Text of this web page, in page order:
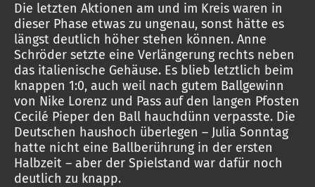
Die letzten Aktionen am und im Kreis waren in
dieser Phase etwas zu ungenau, sonst hätte es
längst deutlich höher stehen können. Anne
Schröder setzte eine Verlängerung rechts neben
das italienische Gehäuse. Es blieb letztlich beim
knappen 1:0, auch weil nach gutem Ballgewinn
von Nike Lorenz und Pass auf den langen Pfosten
Cecilé Pieper den Ball hauchdünn verpasste. Die
Deutschen haushoch überlegen – Julia Sonntag
hatte nicht eine Ballberührung in der ersten
Halbzeit – aber der Spielstand war dafür noch
deutlich zu knapp.